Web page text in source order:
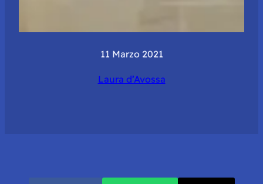
11 Marzo 2021
Laura d’Avossa